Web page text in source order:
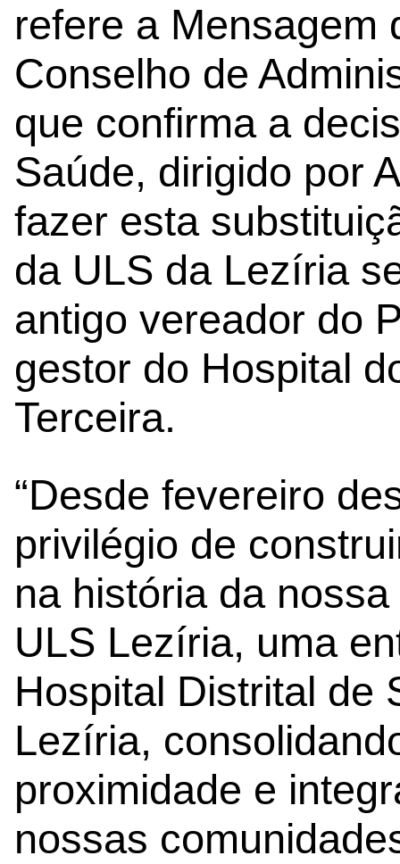
refere a Mensagem
Conselho de
que confirma a
Saúde, dirigido por
fazer esta
da ULS da Lezíria
antigo vereador do
gestor do Hospital
Terceira.
“Desde fevereiro
privilégio de
na história da
ULS Lezíria, uma
Hospital Distrital de
Lezíria,
proximidade e
nossas